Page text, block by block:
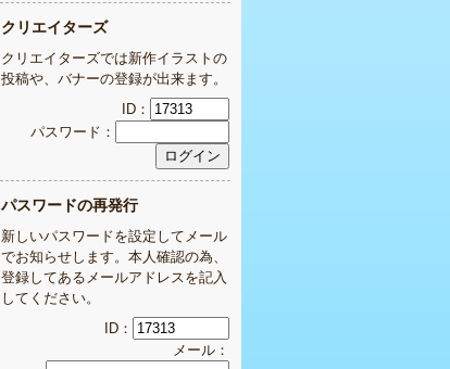
クリエイターズ
クリエイターズでは新作イラストの
投稿や、バナーの登録が出来ます。
ID：
パスワード：
パスワードの再発行
新しいパスワードを設定してメール
でお知らせします。本人確認の為、
登録してあるメールアドレスを記入
してください。
ID：
メール：